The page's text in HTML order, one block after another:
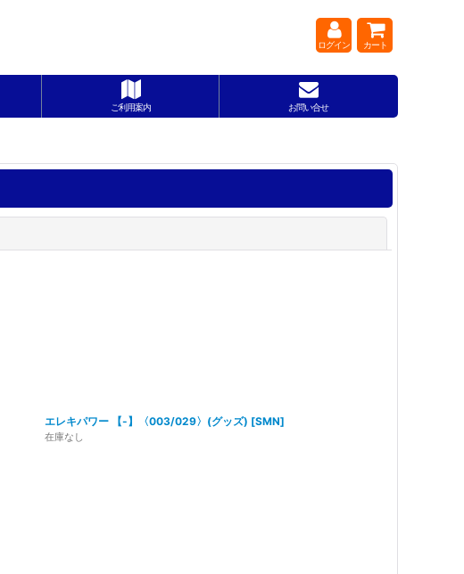
ログイン カート
ご利用案内 お問い合せ
エレキパワー 【-】〈003/029〉(グッズ) [SMN]
在庫なし